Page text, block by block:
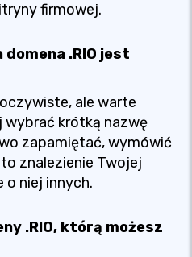
firmowej.
domena .RIO jest
ale warte
krótką nazwę
zapamiętać, wymówić
znalezienie Twojej
niej innych.
.RIO, którą możesz